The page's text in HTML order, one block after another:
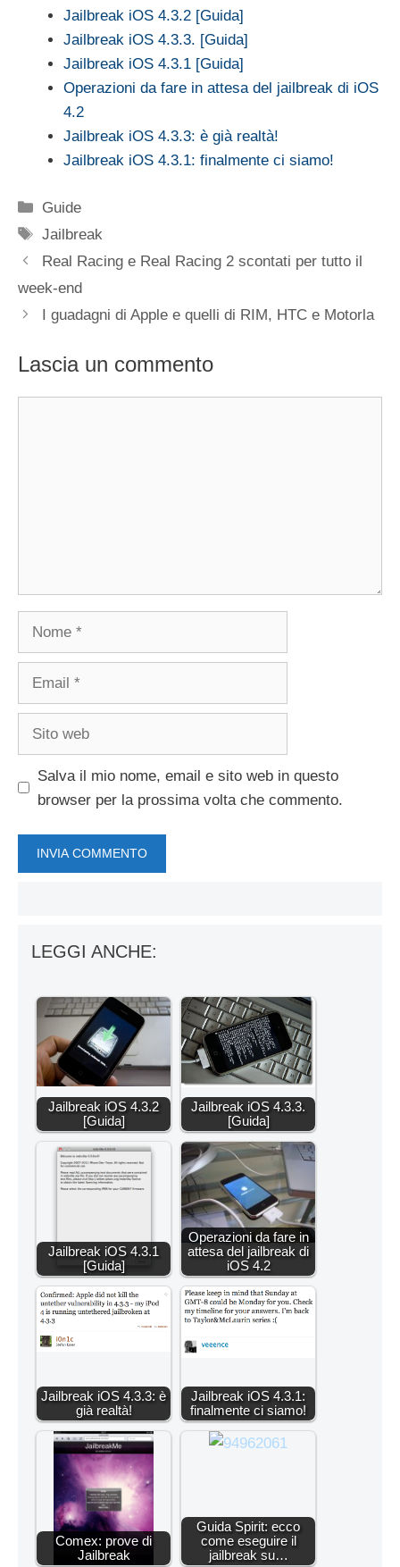
Jailbreak iOS 4.3.2 [Guida]
Jailbreak iOS 4.3.3. [Guida]
Jailbreak iOS 4.3.1 [Guida]
Operazioni da fare in attesa del jailbreak di iOS
4.2
Jailbreak iOS 4.3.3: è già realtà!
Jailbreak iOS 4.3.1: finalmente ci siamo!
Categorie
Guide
Tag
Jailbreak
Real Racing e Real Racing 2 scontati per tutto il
week-end
I guadagni di Apple e quelli di RIM, HTC e Motorla
Lascia un commento
Salva il mio nome, email e sito web in questo
browser per la prossima volta che commento.
LEGGI ANCHE:
Jailbreak iOS 4.3.2
[Guida]
Jailbreak iOS 4.3.3.
[Guida]
Jailbreak iOS 4.3.1
[Guida]
Operazioni da fare in
attesa del jailbreak di
iOS 4.2
Jailbreak iOS 4.3.3: è
già realtà!
Jailbreak iOS 4.3.1:
finalmente ci siamo!
Comex: prove di
Jailbreak
Guida Spirit: ecco
come eseguire il
jailbreak su…